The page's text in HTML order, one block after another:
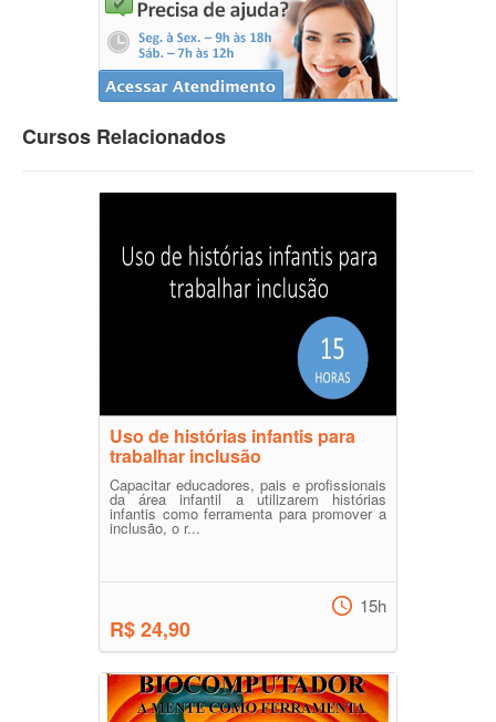
Cursos Relacionados
Uso de histórias infantis para
trabalhar inclusão
Capacitar educadores, pais e profissionais
da área infantil a utilizarem histórias
infantis como ferramenta para promover a
inclusão, o r...
R$ 24,90
15h